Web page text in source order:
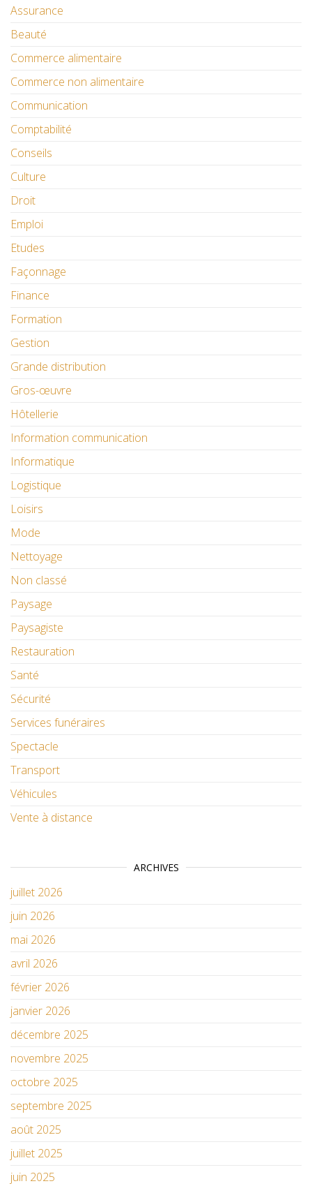
Assurance
Beauté
Commerce alimentaire
Commerce non alimentaire
Communication
Comptabilité
Conseils
Culture
Droit
Emploi
Etudes
Façonnage
Finance
Formation
Gestion
Grande distribution
Gros-œuvre
Hôtellerie
Information communication
Informatique
Logistique
Loisirs
Mode
Nettoyage
Non classé
Paysage
Paysagiste
Restauration
Santé
Sécurité
Services funéraires
Spectacle
Transport
Véhicules
Vente à distance
ARCHIVES
juillet 2026
juin 2026
mai 2026
avril 2026
février 2026
janvier 2026
décembre 2025
novembre 2025
octobre 2025
septembre 2025
août 2025
juillet 2025
juin 2025